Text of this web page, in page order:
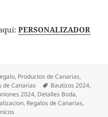
PERSONALIZADOR
, Productos de Canarias,
de Canarias Etiquetas
Bautizos 2024,
2024, Detalles Boda,
, Regalos de Canarias,